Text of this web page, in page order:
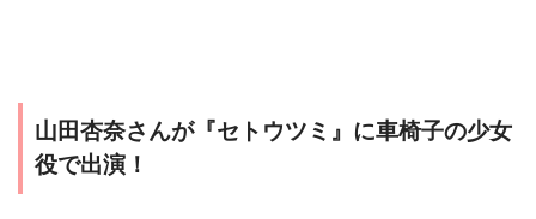
山田杏奈さんが『セトウツミ』に車椅子の少女
役で出演！